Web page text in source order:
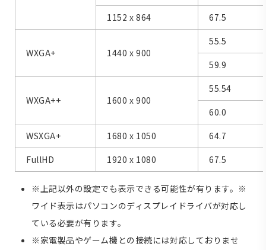
1152 x 864
67.5
WXGA+ 1440 x 900
55.5
59.9
WXGA++ 1600 x 900
55.54
60.0
WSXGA+
1680 x 1050
64.7
FullHD
1920 x 1080 67.5
※上記以外の設定でも表示できる可能性が有ります。※
ワイド表示はパソコンのディスプレイドライバが対応し
ている必要が有ります。
※家電製品やゲーム機との接続には対応しておりませ